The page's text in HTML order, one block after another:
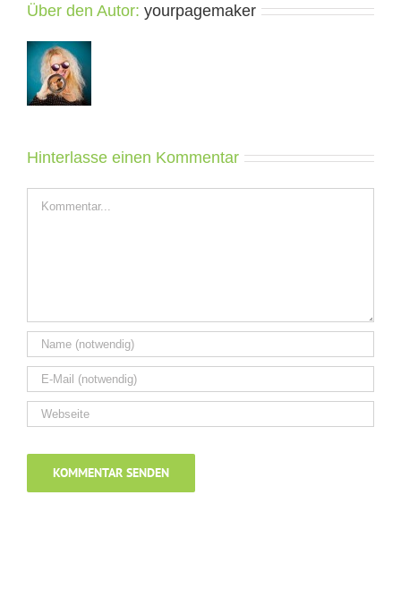
Über den Autor: yourpagemaker
Hinterlasse einen Kommentar